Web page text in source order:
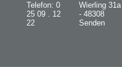
Telefon: 0
25 09 . 12
22
Wierling 31a
- 48308
Senden